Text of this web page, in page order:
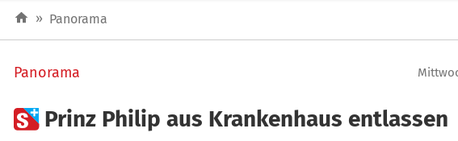
» Panorama
Panorama
 Prinz Philip aus Krankenhaus entlassen